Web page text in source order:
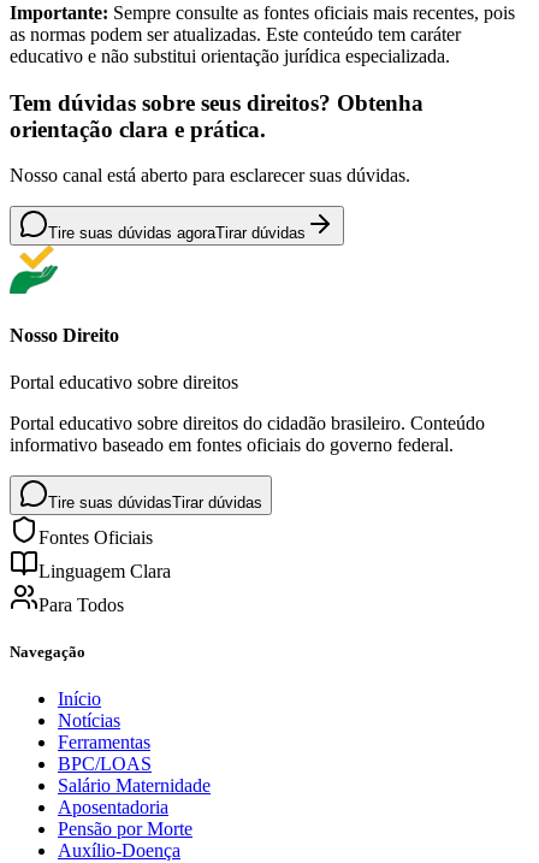
Importante: Sempre consulte as fontes oficiais mais recentes, pois
as normas podem ser atualizadas. Este conteúdo tem caráter
educativo e não substitui orientação jurídica especializada.
Tem dúvidas sobre seus direitos? Obtenha
orientação clara e prática.
Nosso canal está aberto para esclarecer suas dúvidas.
Tire suas dúvidas agoraTirar dúvidas
Nosso Direito
Portal educativo sobre direitos
Portal educativo sobre direitos do cidadão brasileiro. Conteúdo
informativo baseado em fontes oficiais do governo federal.
Tire suas dúvidasTirar dúvidas
Fontes Oficiais
Linguagem Clara
Para Todos
Navegação
Início
Notícias
Ferramentas
BPC/LOAS
Salário Maternidade
Aposentadoria
Pensão por Morte
Auxílio-Doença